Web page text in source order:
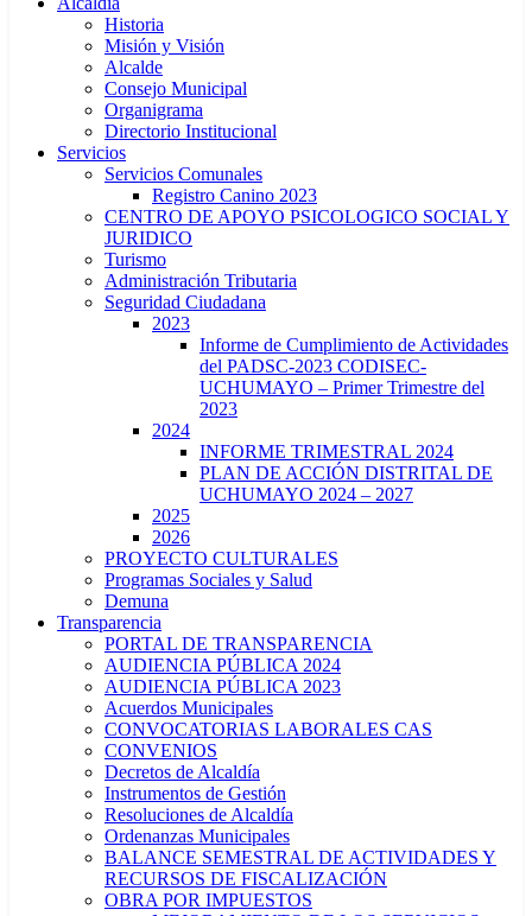
Historia
Misión y Visión
Alcalde
Consejo Municipal
Organigrama
Directorio Institucional
Servicios
Servicios Comunales
Registro Canino 2023
CENTRO DE APOYO PSICOLOGICO SOCIAL Y
JURIDICO
Turismo
Administración Tributaria
Seguridad Ciudadana
2023
Informe de Cumplimiento de Actividades
del PADSC-2023 CODISEC-
UCHUMAYO – Primer Trimestre del
2023
2024
INFORME TRIMESTRAL 2024
PLAN DE ACCIÓN DISTRITAL DE
UCHUMAYO 2024 – 2027
2025
2026
PROYECTO CULTURALES
Programas Sociales y Salud
Demuna
Transparencia
PORTAL DE TRANSPARENCIA
AUDIENCIA PÚBLICA 2024
AUDIENCIA PÚBLICA 2023
Acuerdos Municipales
CONVOCATORIAS LABORALES CAS
CONVENIOS
Decretos de Alcaldía
Instrumentos de Gestión
Resoluciones de Alcaldía
Ordenanzas Municipales
BALANCE SEMESTRAL DE ACTIVIDADES Y
RECURSOS DE FISCALIZACIÓN
OBRA POR IMPUESTOS